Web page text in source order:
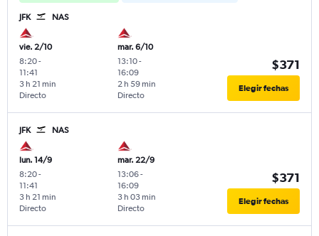
JFK NAS
vie. 2/10
8:20-
11:41
Directo
3 h 21 min
mar. 6/10
13:10-
16:09
Directo
2 h 59 min
$371
Elegir fechas
JFK NAS
lun. 14/9
8:20-
11:41
Directo
3 h 21 min
mar. 22/9
13:06-
16:09
Directo
3 h 03 min
$371
Elegir fechas